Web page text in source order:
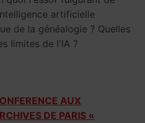
artificielle
de la généalogie ? Quelles
limites de l'IA ?
AUX
DE PARIS «